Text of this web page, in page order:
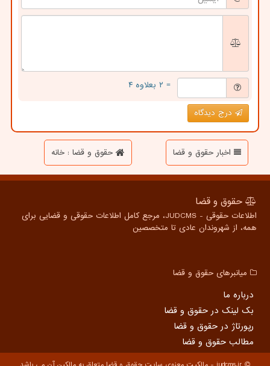
= ۲ بعلاوه ۴
درج دیدگاه
اخبار حقوق و قضا حقوق و قضا : خانه
حقوق و قضا
اطلاعات حقوقی - JUDCMS، مرجع کامل اطلاعات حقوقی و قضایی برای
همه، از شهروندان عادی تا متخصصین
میانبرهای حقوق و قضا
درباره ما
بک لینک در حقوق و قضا
رپورتاژ در حقوق و قضا
مطالب حقوق و قضا